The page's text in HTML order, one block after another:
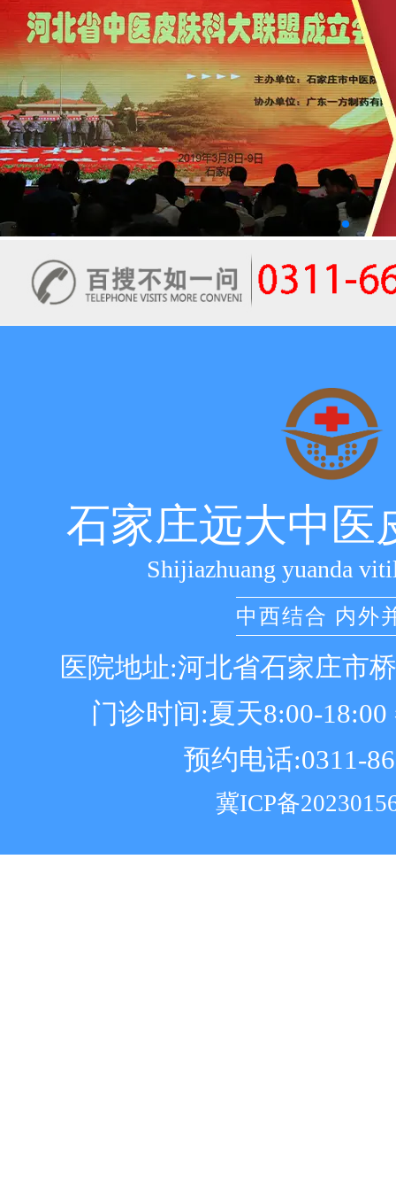
石家庄远大中医
Shijiazhuang yuanda
中西结合 内外
医院地址:河北省石家庄市
门诊时间:夏天8:00-18:00
预约电话:0311-
冀ICP备